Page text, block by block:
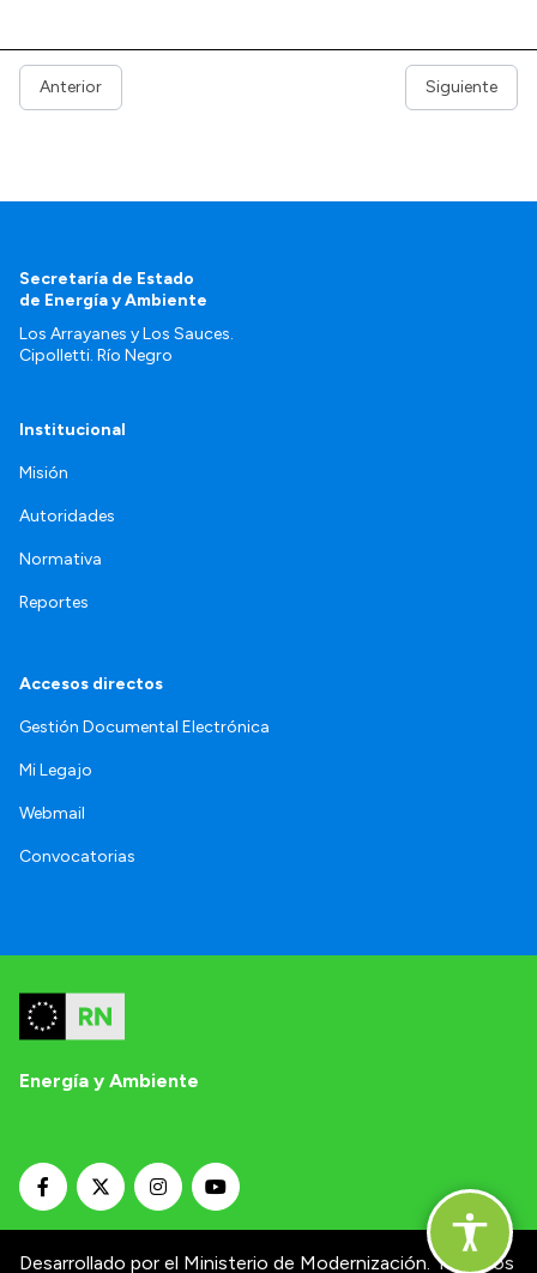
Anterior Siguiente
Secretaría de Estado
de Energía y Ambiente
Los Arrayanes y Los Sauces.
Cipolletti. Río Negro
Institucional
Misión
Autoridades
Normativa
Reportes
Accesos directos
Gestión Documental Electrónica
Mi Legajo
Webmail
Convocatorias
Energía y Ambiente
Desarrollado por el Ministerio de Modernización. Términos